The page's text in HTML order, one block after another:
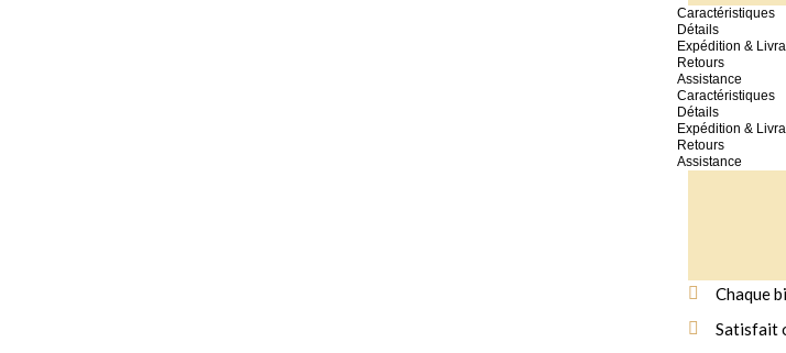
Caractéristiques
Détails
Expédition &
Retours
Assistance
Caractéristiques
Détails
Expédition &
Retours
Assistance
Chaque
Satisfait